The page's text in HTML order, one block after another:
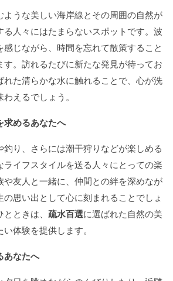
ような美しい海岸線とその周囲の自然が
人々にはたまらないスポットです。波
じながら、時間を忘れて散策すること
す。訪れるたびに新たな発見が待ってお
れた清らかな水に触れることで、心が洗
えるでしょう。
求めるあなたへ
り、さらには潮干狩りなどが楽しめる
イフスタイルを送る人々にとっての楽
や友人と一緒に、仲間との絆を深めなが
思い出として心に刻まれることでしょ
ときは、 疏水百選に選ばれた自然の美
体験を提供します。
あなたへ